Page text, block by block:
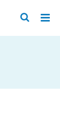
/
Zoeken
/